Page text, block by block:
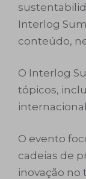
Interlog
conteúdo,
O Interlog
tópicos,
O evento
cadeias de
inovação no